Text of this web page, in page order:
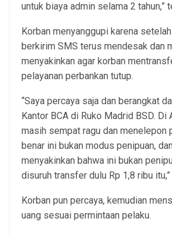
untuk biaya admin selama 2 tahun,”
Korban menyanggupi karena
berkirim SMS terus mendesak dan
menyakinkan agar korban
pelayanan perbankan tutup.
“Saya percaya saja dan berangkat
Kantor BCA di Ruko Madrid BSD. Di
masih sempat ragu dan menelepon
benar ini bukan modus penipuan,
menyakinkan bahwa ini bukan
disuruh transfer dulu Rp 1,8 ribu itu,”
Korban pun percaya, kemudian
uang sesuai permintaan pelaku.